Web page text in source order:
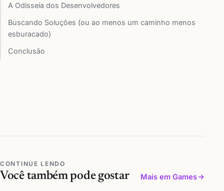
A Odisseia dos Desenvolvedores
Buscando Soluções (ou ao menos um caminho menos
esburacado)
Conclusão
CONTINUE LENDO
Você também pode gostar Mais em Games